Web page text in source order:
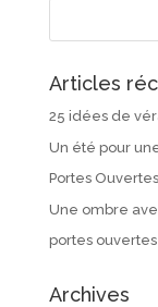
Articles
25 idées de
Un été pour
Portes
Une ombre
portes
Archives